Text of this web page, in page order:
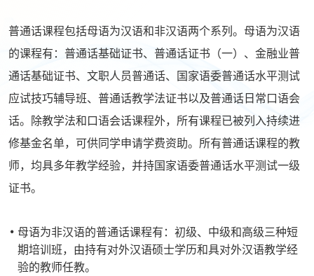
普通话课程包括母语为汉语和非汉语两个系列。母语为汉语
的课程有：普通话基础证书、普通话证书（一）、金融业普
通话基础证书、文职人员普通话、国家语委普通话水平测试
应试技巧辅导班、普通话教学法证书以及普通话日常口语会
话。除教学法和口语会话课程外，所有课程已被列入持续进
修基金名单，可供同学申请学费资助。所有普通话课程的教
师，均具多年教学经验，并持国家语委普通话水平测试一级
证书。
母语为非汉语的普通话课程有：初级、中级和高级三种短
期培训班，由持有对外汉语硕士学历和具对外汉语教学经
验的教师任教。